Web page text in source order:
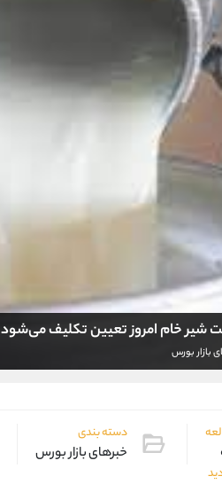
شیر خام امروز تعیین تکلیف می‌شود
بازار بورس
دسته بندی
خبرهای بازار بورس